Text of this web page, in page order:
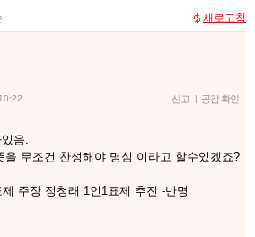
새로고침
신고 | 공감 확인
음.
을 무조건 찬성해야 명심 이라고 할수있겠죠?
주장 정청래 1인1표제 추진 -반명